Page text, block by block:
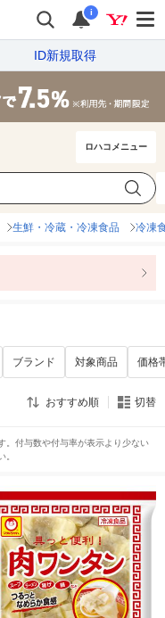
i
ID新規取得
ロハコメニュー
価格
生鮮・冷蔵・冷凍食品 冷凍
ブランド 対象商品 価格
おすすめ順 切替
。付与数や付与率が表示より少ない
。